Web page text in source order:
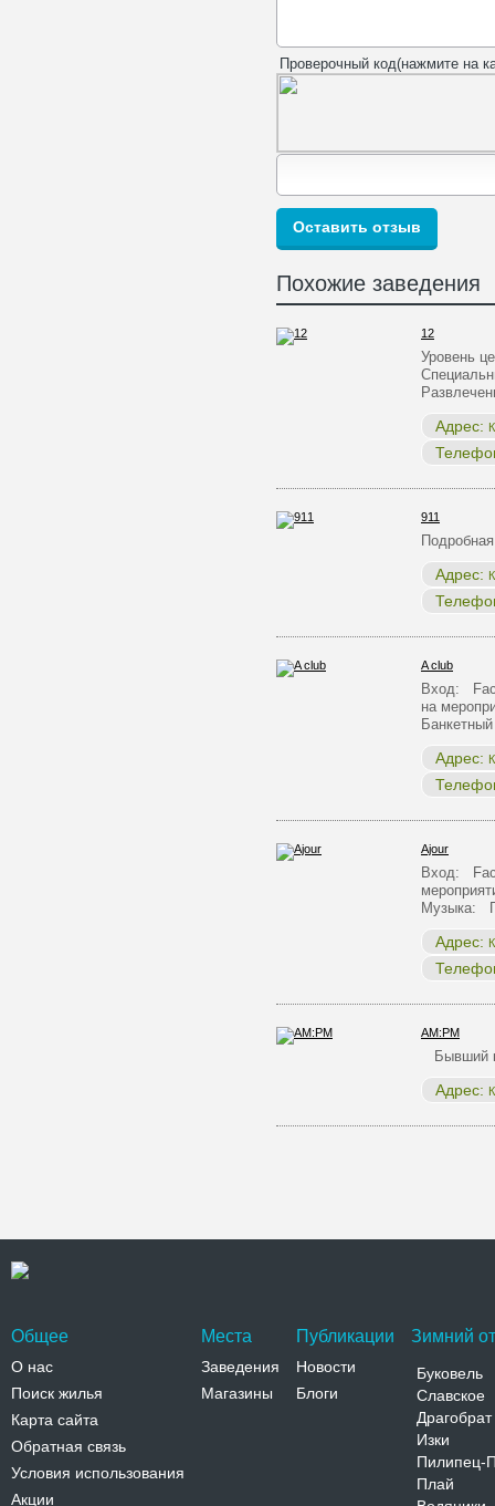
Проверочный код(нажмите на
Похожие заведения
12
Уровень
Адрес:
911
Адрес:
A club
Вход:
на
Адрес:
Ajour
Вход:
Музыка:
Адрес:
AM:PM
Бывший
Адрес:
Общее
О нас
Поиск жилья
Карта сайта
Обратная связь
Условия использования
Акции
Места
Заведения
Магазины
Публикации
Новости
Блоги
Зимний
Буковель
Славское
Драгобрат
Изки
Пилипец-
Плай